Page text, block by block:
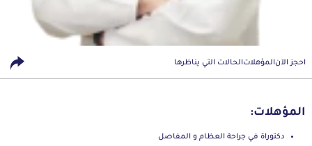
احجز الآنالمؤهلاتالحالات التي يناظرها
المؤهلات:
دكتوراة في جراحة العظام و المفاصل